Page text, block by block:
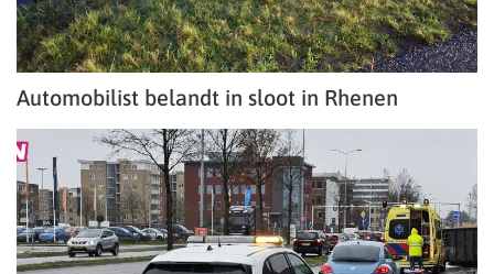
Automobilist belandt in sloot in Rhenen